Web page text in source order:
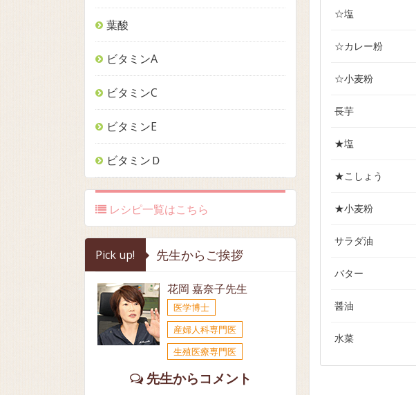
☆塩
☆カレー粉
☆小麦粉
長芋
★塩
★こしょう
★小麦粉
サラダ油
バター
醤油
水菜
葉酸
ビタミンA
ビタミンC
ビタミンE
ビタミンＤ
レシピ一覧はこちら
Pick up! 先生からご挨拶
花岡 嘉奈子先生
医学博士
産婦人科専門医
生殖医療専門医
先生からコメント